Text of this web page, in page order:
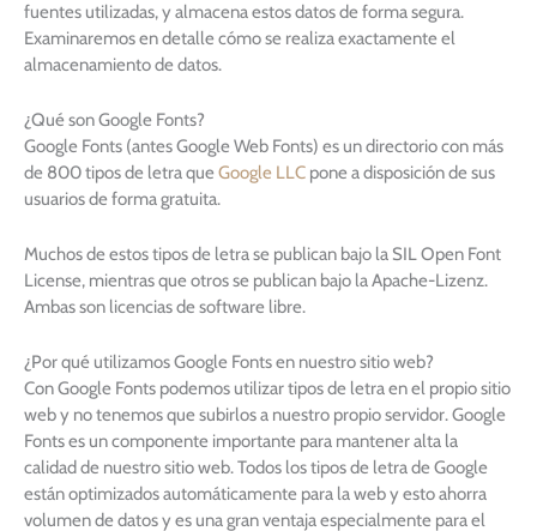
fuentes utilizadas, y almacena estos datos de forma segura.
Examinaremos en detalle cómo se realiza exactamente el
almacenamiento de datos.
¿Qué son Google Fonts?
Google Fonts (antes Google Web Fonts) es un directorio con más
de 800 tipos de letra queGoogle LLC pone a disposición de sus
usuarios de forma gratuita.
Muchos de estos tipos de letra se publican bajo la SIL Open Font
License, mientras que otros se publican bajo la Apache-Lizenz.
Ambas son licencias de software libre.
¿Por qué utilizamos Google Fonts en nuestro sitio web?
Con Google Fonts podemos utilizar tipos de letra en el propio sitio
web y no tenemos que subirlos a nuestro propio servidor. Google
Fonts es un componente importante para mantener alta la
calidad de nuestro sitio web. Todos los tipos de letra de Google
están optimizados automáticamente para la web y esto ahorra
volumen de datos y es una gran ventaja especialmente para el